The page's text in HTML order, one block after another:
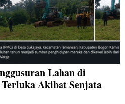
Lahan di
Akibat Senjata